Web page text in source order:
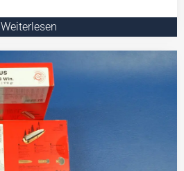
Weiterlesen